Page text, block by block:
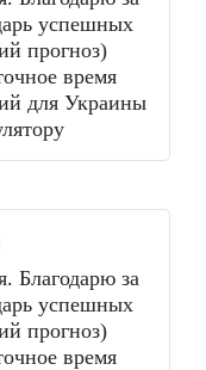
успешных
прогноз)
время
для Украины
Благодарю за
успешных
прогноз)
время